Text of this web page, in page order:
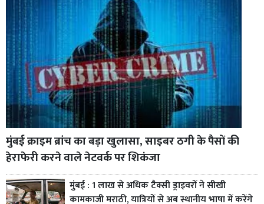
मुंबई क्राइम ब्रांच का बड़ा खुलासा, साइबर ठगी के पैसों की
हेराफेरी करने वाले नेटवर्क पर शिकंजा
मुंबई : 1 लाख से अधिक टैक्सी ड्राइवरों ने सीखी
कामकाजी मराठी, यात्रियों से अब स्थानीय भाषा में करेंगे